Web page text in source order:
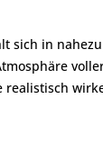
sich in
realistisch